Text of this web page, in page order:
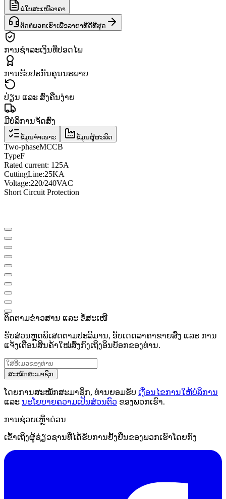
ຂໍໃບສະເໜີລາຄາ
ຕິດຕໍ່ພວກເຮົາເພື່ອລາຄາທີ່ດີທີ່ສຸດ
ການຊຳລະເງິນທີ່ປອດໄພ
ການຮັບປະກັນຄຸນນະພາບ
ປ່ຽນ ແລະ ສົ່ງຄືນງ່າຍ
ມີບໍລິການຈັດສົ່ງ
ຂໍ້ມູນຈຳເພາະ ຂໍ້ມູນຜູ້ຜະລິດ
Two-phaseMCCB
TypeF
Rated current: 125A
CuttingLine:25KA
Voltage:220/240VAC
Short Circuit Protection
ຕິດຕາມຂ່າວສານ ແລະ ຂໍ້ສະເໜີ
ຮັບສ່ວນຫຼຸດພິເສດຕາມປະລິມານ, ອັບເດດລາຄາຂາຍສົ່ງ ແລະ ການ
ແຈ້ງເຕືອນສິນຄ້າໃໝ່ສົ່ງກົງເຖິງອິນບັອກຂອງທ່ານ.
ສະໝັກສະມາຊິກ
ໂດຍການສະໝັກສະມາຊິກ, ທ່ານຍອມຮັບ ເງື່ອນໄຂການໃຫ້ບໍລິການ
ແລະ ນະໂຍບາຍຄວາມເປັນສ່ວນຕົວ ຂອງພວກເຮົາ.
ການຊ່ວຍເຫຼືໍາດ່ວນ
ເຂົ້າເຖິງຜູ້ຊ່ຽວຊານທີ່ໄດ້ຮັບການຢັ້ງຢືນຂອງພວກເຮົາໂດຍກົງ